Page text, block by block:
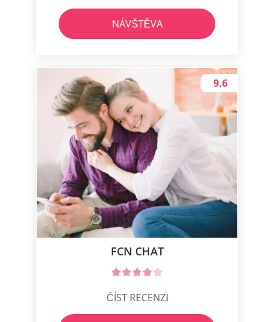
NÁVŠTĚVA
FCN CHAT
9.6
ČÍST RECENZI